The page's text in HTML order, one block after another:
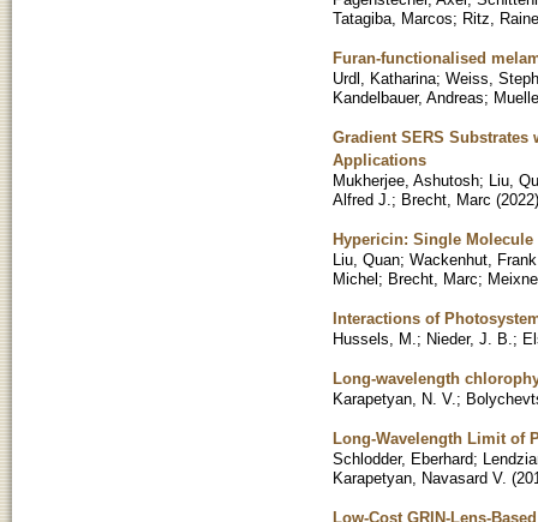
Tatagiba, Marcos; Ritz,
Furan-functionalised
Urdl, Katharina; Weiss,
Kandelbauer, Andreas;
Gradient SERS
Applications
Mukherjee, Ashutosh; Liu,
Alfred J. ; Brecht, Marc (2022)
Hypericin: Single
Liu, Quan; Wackenhut, Frank
Michel; Brecht, Marc;
Interactions of
Hussels, M. ; Nieder, J. B. ;
Long-wavelength
Karapetyan, N. V. ;
Long-Wavelength Limit of
Schlodder, Eberhard;
Karapetyan, Navasard V. (
Low-Cost GRIN-Lens-